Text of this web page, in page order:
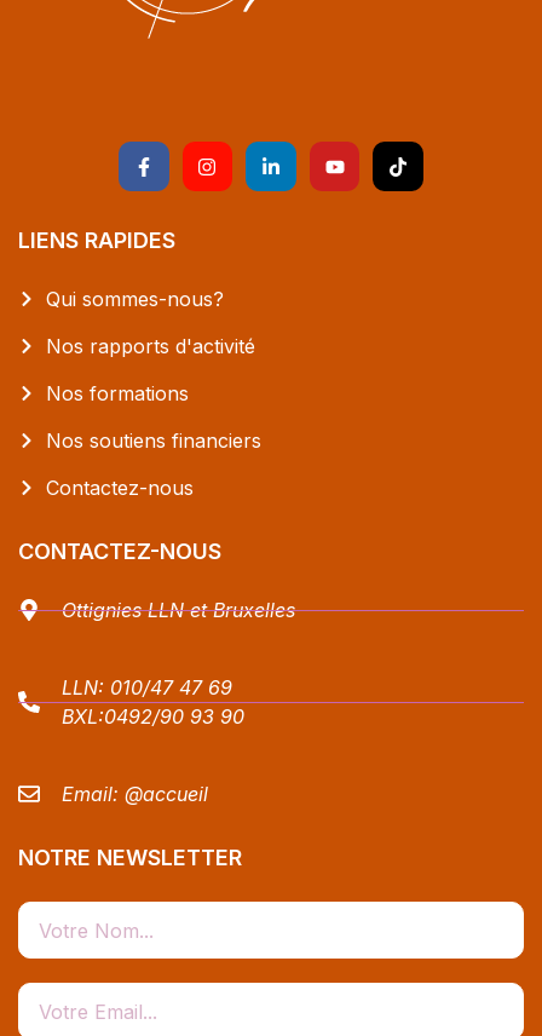
LIENS RAPIDES
Qui sommes-nous?
Nos rapports d'activité
Nos formations
Nos soutiens financiers
Contactez-nous
CONTACTEZ-NOUS
Ottignies LLN et Bruxelles
LLN: 010/47 47 69
BXL:0492/90 93 90
Email: @accueil
NOTRE NEWSLETTER